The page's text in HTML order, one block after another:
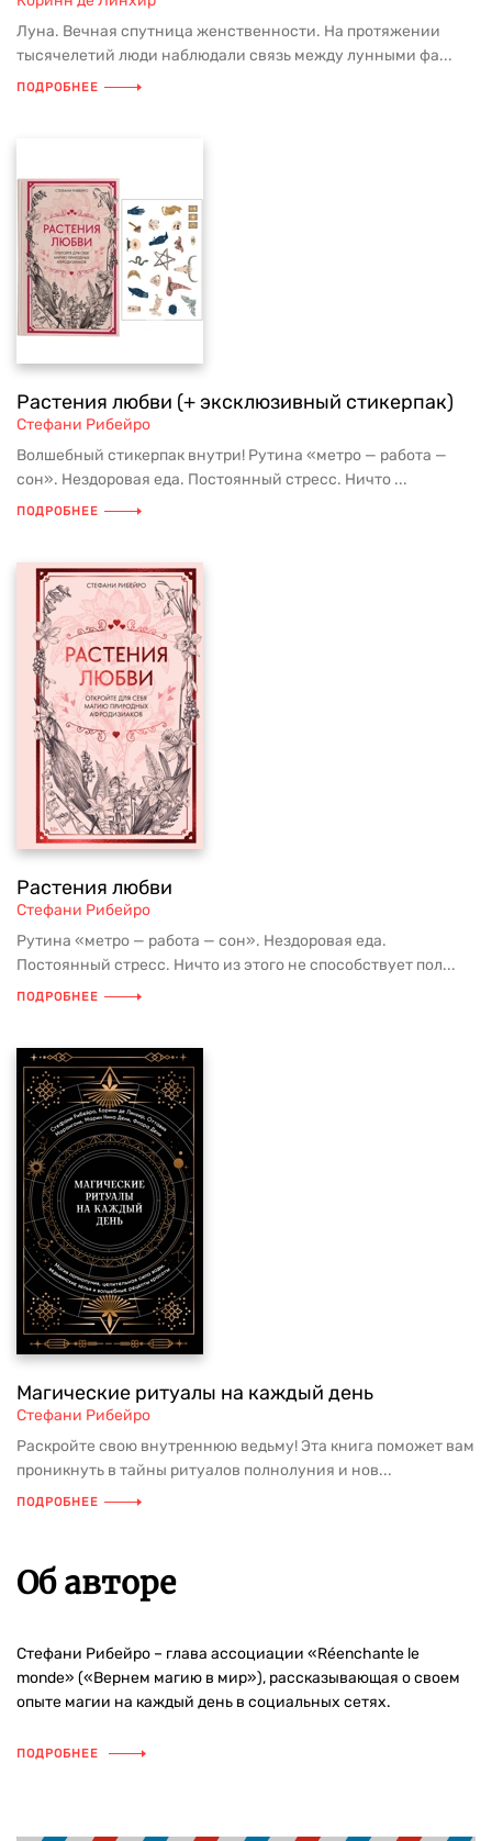
Луна. Вечная спутница женственности. На протяжении
тысячелетий люди наблюдали связь между лунными фа...
ПОДРОБНЕЕ
Растения любви (+ эксклюзивный стикерпак)
Стефани Рибейро
Волшебный стикерпак внутри! Рутина «метро — работа —
сон». Нездоровая еда. Постоянный стресс. Ничто ...
ПОДРОБНЕЕ
Растения любви
Стефани Рибейро
Рутина «метро — работа — сон». Нездоровая еда.
Постоянный стресс. Ничто из этого не способствует пол...
ПОДРОБНЕЕ
Магические ритуалы на каждый день
Стефани Рибейро
Раскройте свою внутреннюю ведьму! Эта книга поможет вам
проникнуть в тайны ритуалов полнолуния и нов...
ПОДРОБНЕЕ
Об авторе
Стефани Рибейро – глава ассоциации «Réenchante le
monde» («Вернем магию в мир»), рассказывающая о своем
опыте магии на каждый день в социальных сетях.
ПОДРОБНЕЕ